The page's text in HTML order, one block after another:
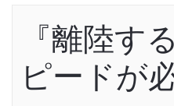
『離陸す
ピードが